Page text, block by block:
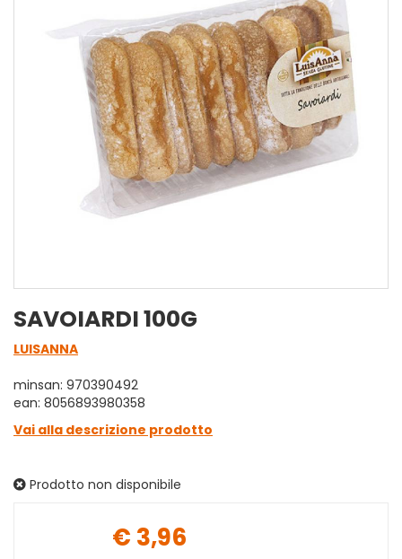
SAVOIARDI 100G
LUISANNA
minsan: 970390492
ean: 8056893980358
Vai alla descrizione prodotto
Prodotto non disponibile
€ 3,96